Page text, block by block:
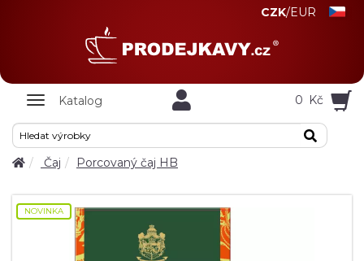
CZK/EUR
Zobrazit
Katalog 0 Kč
Čaj Porcovaný čaj HB
NOVINKA